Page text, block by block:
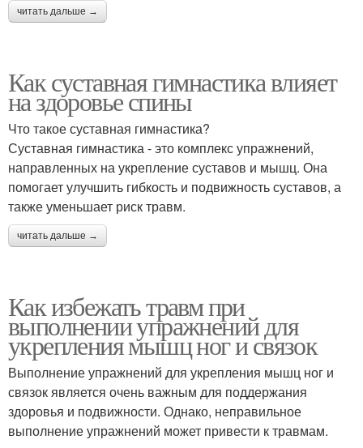
читать дальше →
Как суставная гимнастика влияет
на здоровье спины
Что такое суставная гимнастика?
Суставная гимнастика - это комплекс упражнений,
направленных на укрепление суставов и мышц. Она
помогает улучшить гибкость и подвижность суставов, а
также уменьшает риск травм.
читать дальше →
Как избежать травм при
выполнении упражнений для
укрепления мышц ног и связок
Выполнение упражнений для укрепления мышц ног и
связок является очень важным для поддержания
здоровья и подвижности. Однако, неправильное
выполнение упражнений может привести к травмам.